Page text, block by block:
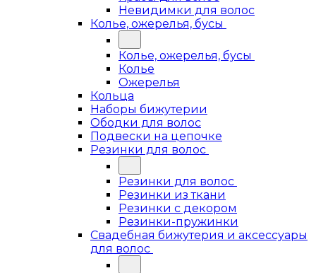
Невидимки для волос
Колье, ожерелья, бусы
Колье, ожерелья, бусы
Колье
Ожерелья
Кольца
Наборы бижутерии
Ободки для волос
Подвески на цепочке
Резинки для волос
Резинки для волос
Резинки из ткани
Резинки с декором
Резинки-пружинки
Свадебная бижутерия и аксессуары
для волос